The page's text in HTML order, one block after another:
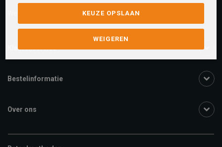
We zijn beschikbaar voor al je vragenKlik hier
Klantenservice
Bestelinformatie
Over ons
KEUZE OPSLAAN
WEIGEREN